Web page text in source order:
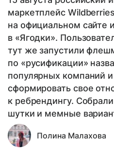
маркетплейс
на официальном сайте
в «Ягодки».
тут же запустили
по «русификации»
популярных компаний
сформировать свое
к ребрендингу.
шутки и мемные
Полина Малахова